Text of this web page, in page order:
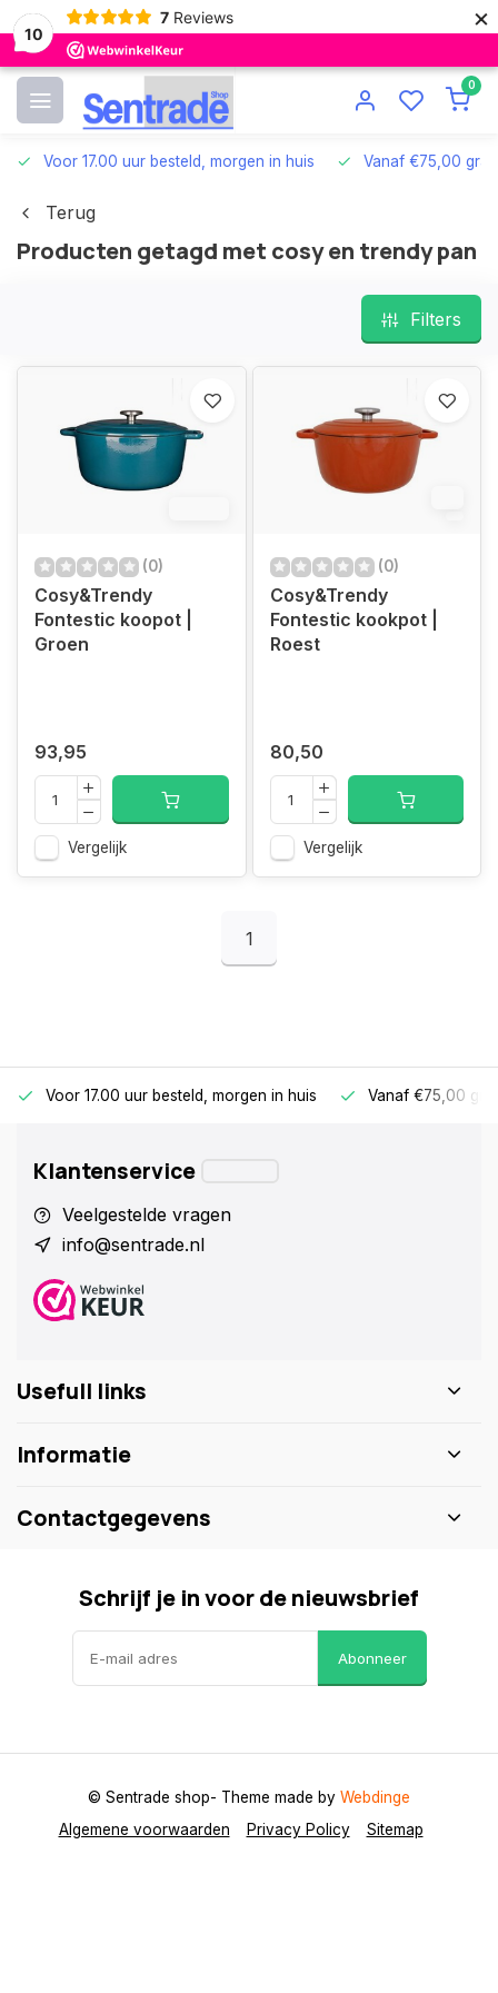
10
7 Reviews ×
0
Voor 17.00 uur besteld, morgen in huis Vanaf €75,00
Terug
Producten getagd met cosy en trendy pan
Filters
(0)
Cosy&Trendy
Fontestic koopot |
Groen
93,95
Vergelijk
(0)
Cosy&Trendy
Fontestic kookpot |
Roest
80,50
Vergelijk
1
Voor 17.00 uur besteld, morgen in huis Vanaf €75,00
Klantenservice
Veelgestelde vragen
info@sentrade.nl
Usefull links
Informatie
Contactgegevens
Schrijf je in voor de nieuwsbrief
Abonneer
Algemene voorwaarden Privacy Policy Sitemap
© Sentrade shop- Theme made by Webdinge